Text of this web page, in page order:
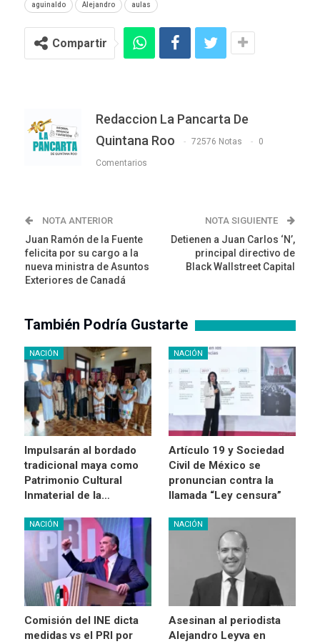
aguinaldo Alejandro aulas
Compartir
Redaccion La Pancarta De
Quintana Roo
72576 Notas 0
Comentarios
NOTA ANTERIOR
Juan Ramón de la Fuente
felicita por su cargo a la
nueva ministra de Asuntos
Exteriores de Canadá
NOTA SIGUIENTE
Detienen a Juan Carlos ‘N’,
principal directivo de
Black Wallstreet Capital
También Podría Gustarte
NACIÓN
Impulsarán al bordado
tradicional maya como
Patrimonio Cultural
Inmaterial de la…
NACIÓN
Artículo 19 y Sociedad
Civil de México se
pronuncian contra la
llamada “Ley censura”
NACIÓN
Comisión del INE dicta
medidas vs el PRI por
NACIÓN
Asesinan al periodista
Alejandro Leyva en